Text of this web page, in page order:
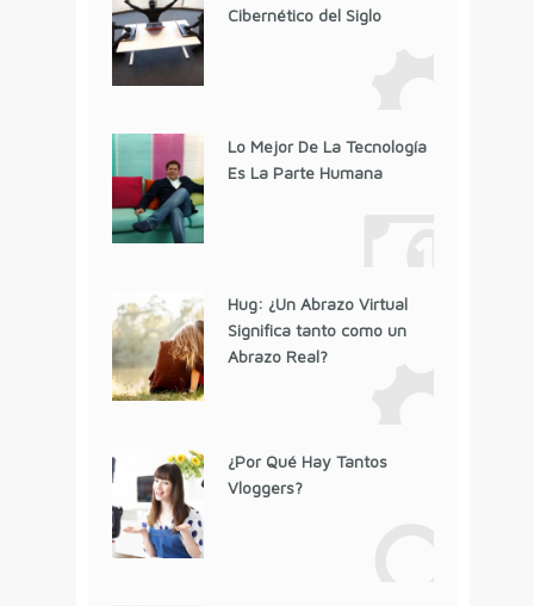
Cibernético del Siglo
Lo Mejor De La Tecnología
Es La Parte Humana
Hug: ¿Un Abrazo Virtual
Significa tanto como un
Abrazo Real?
¿Por Qué Hay Tantos
Vloggers?